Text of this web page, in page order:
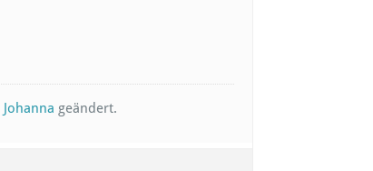
Johanna geändert.